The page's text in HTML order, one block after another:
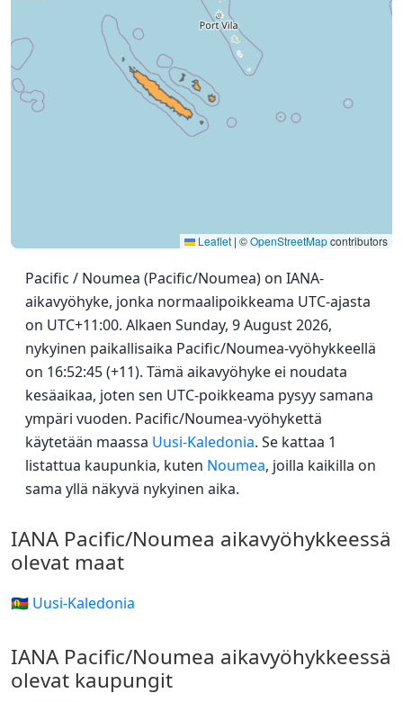
Leaflet | ©OpenStreetMapcontributors
Pacific / Noumea (Pacific/Noumea) on IANA-
aikavyöhyke, jonka normaalipoikkeama UTC-ajasta
on UTC+11:00. Alkaen Sunday, 9 August 2026,
nykyinen paikallisaika Pacific/Noumea-vyöhykkeellä
on 16:52:45 (+11). Tämä aikavyöhyke ei noudata
kesäaikaa, joten sen UTC-poikkeama pysyy samana
ympäri vuoden. Pacific/Noumea-vyöhykettä
käytetään maassa Uusi-Kaledonia. Se kattaa 1
listattua kaupunkia, kuten Noumea, joilla kaikilla on
sama yllä näkyvä nykyinen aika.
IANA Pacific/Noumea aikavyöhykkeessä
olevat maat
🇳🇨 Uusi-Kaledonia
IANA Pacific/Noumea aikavyöhykkeessä
olevat kaupungit